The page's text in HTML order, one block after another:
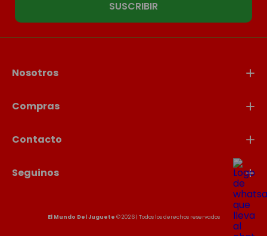
SUSCRIBIR
Nosotros
Compras
Contacto
Seguinos
El Mundo Del Juguete © 2026 | Todos los derechos reservados